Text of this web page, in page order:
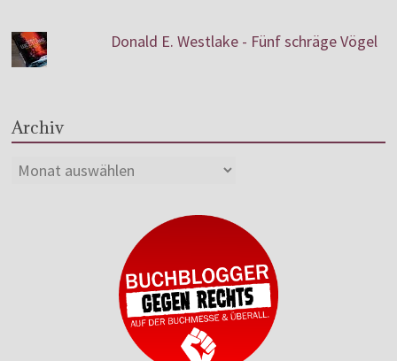
Donald E. Westlake - Fünf schräge Vögel
Archiv